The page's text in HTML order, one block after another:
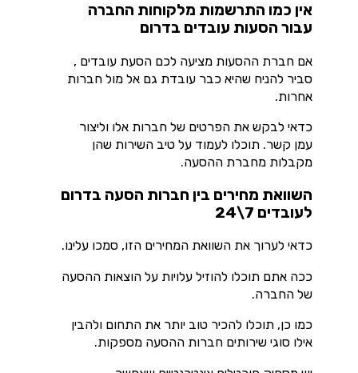
אין כמו התרשמות מלקוחות החברה
עבור הסעות עובדים בדרום
אם חברת ההסעות מציעה לכם הסעת עובדים ,
סביר להניח שהיא כבר עובדת גם אל מול חברות
אחרות.
כדאי לבקש את הפרטים של חברות אלו וליצור
עמן קשר. תוכלו לעמוד על טיב השירות שהן
מקבלות מחברת ההסעה.
השוואת מחירים בין חברות הסעה בדרום
לעובדים 7\24
כדאי לערוך את השוואת המחירים הזו, סמכו עלינו.
ככה אתם תוכלו להוזיל עלויות על הוצאות ההסעה
של החברה.
כמו כן, תוכלו להכיר טוב יותר את התחום ולהבין
אילו סוגי שירותים חברות ההסעה מספקות.